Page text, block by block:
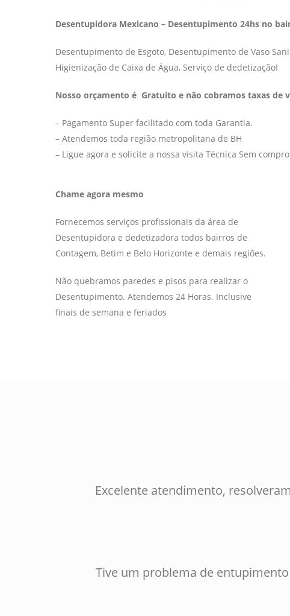
Desentupidora Mexicano – Desentupimento 24hs no
Desentupimento de Esgoto, Desentupimento de Vaso
Higienização de Caixa de Água, Serviço de dedetização!
Nosso orçamento é Gratuito e não cobramos taxas de
– Pagamento Super facilitado com toda Garantia.
– Atendemos toda região metropolitana de BH
– Ligue agora e solicite a nossa visita Técnica Sem
Chame agora mesmo
Fornecemos serviços profissionais da área de
Desentupidora e dedetizadora todos bairros de
Contagem, Betim e Belo Horizonte e demais regiões.
Não quebramos paredes e pisos para realizar o
Desentupimento. Atendemos 24 Horas. Inclusive
finais de semana e feriados
Excelente atendimento,
Tive um problema de